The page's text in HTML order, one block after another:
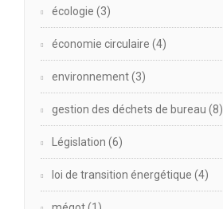
écologie (3)
économie circulaire (4)
environnement(3)
gestion des déchets de bureau (8)
Législation (6)
loi de transition énergétique (4)